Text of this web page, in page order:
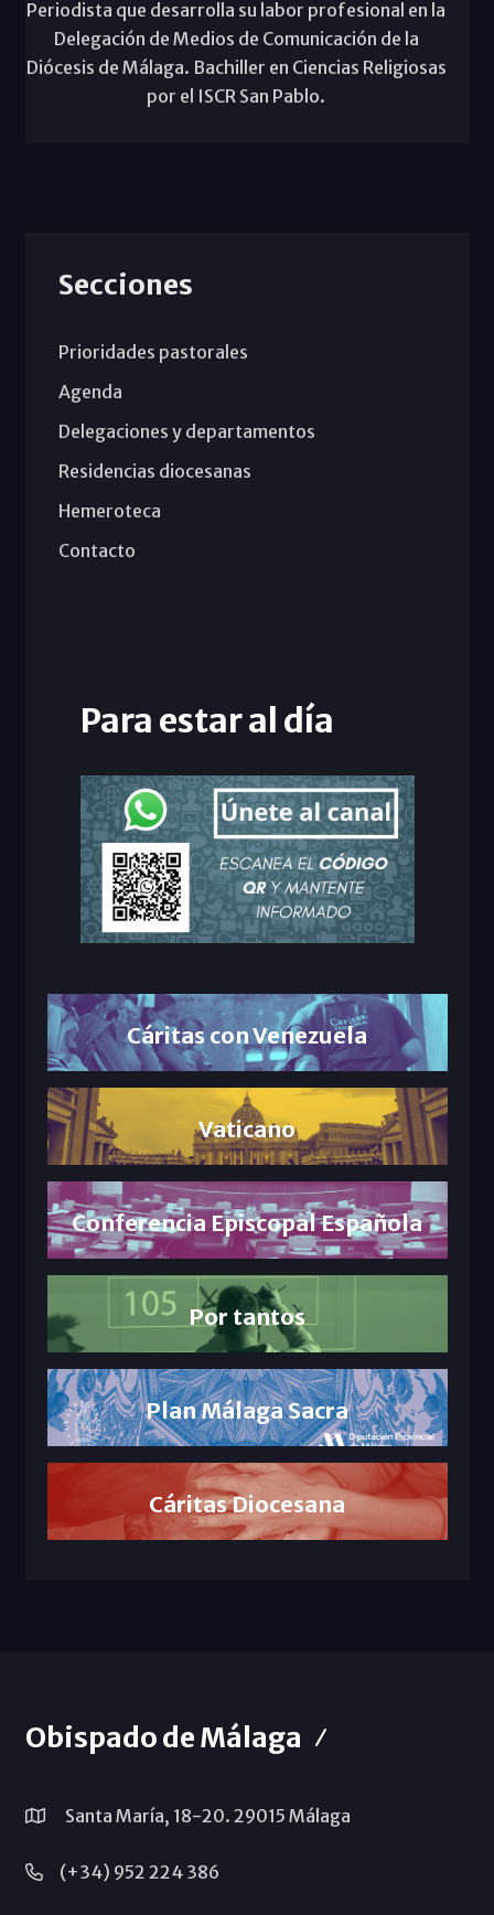
Periodista que desarrolla su labor profesional en la
Delegación de Medios de Comunicación de la
Diócesis de Málaga. Bachiller en Ciencias Religiosas
por el ISCR San Pablo.
Secciones
Prioridades pastorales
Agenda
Delegaciones y departamentos
Residencias diocesanas
Hemeroteca
Contacto
Para estar al día
Cáritas con Venezuela
Vaticano
Conferencia Episcopal Española
Por tantos
Plan Málaga Sacra
Cáritas Diocesana
Obispado de Málaga
Santa María, 18-20. 29015 Málaga
(+34) 952 224 386